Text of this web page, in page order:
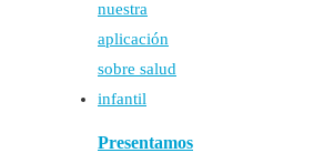
Presentamos